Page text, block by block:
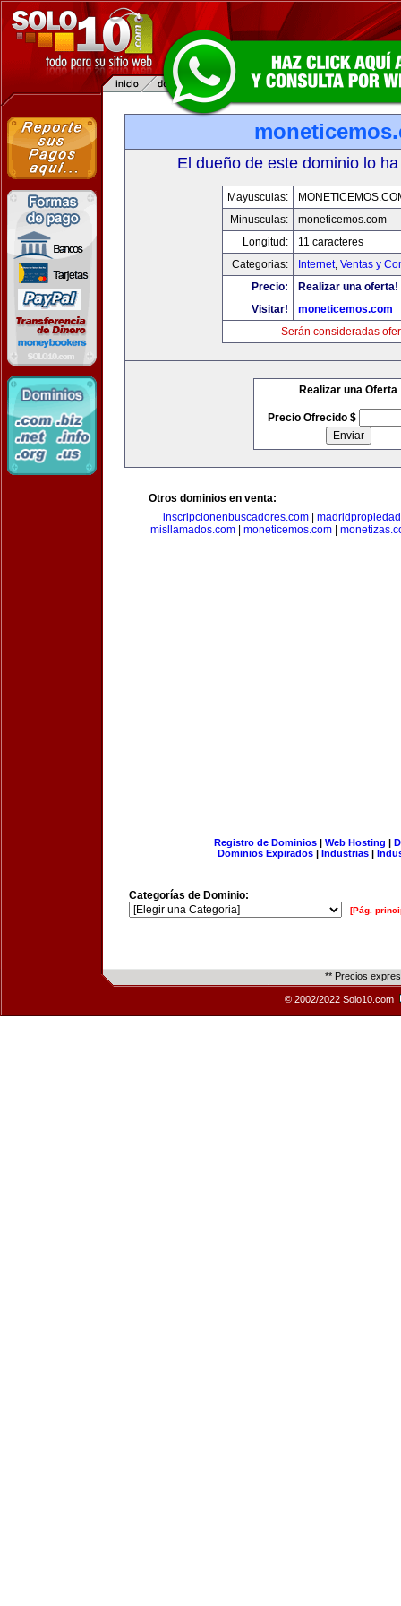
El dueño de este dominio lo
Mayusculas:
Minusculas:
moneticemos.com
Longitud:
11 caracteres
Categorias:
Internet, Ventas y
Precio:
Realizar una oferta!
Visitar!
moneticemos.com
Serán consideradas
Realizar una Oferta
Precio Ofrecido $
Otros dominios en venta:
inscripcionenbuscadores.com|
misllamados.com| moneticemos.com|
Registro de Dominios| Web Hosting |
Dominios Expirados | Industrias |
Categorías de Dominio:
[Pág.
** Precios
© 2002/2022 Solo10.com